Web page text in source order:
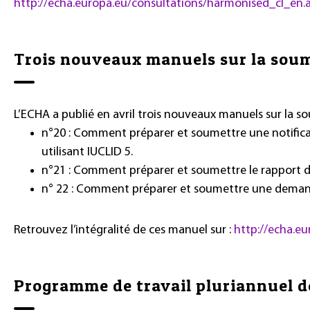
http://echa.europa.eu/consultations/
Trois nouveaux manuels sur la
L’ECHA a publié en avril trois nouveaux manuels sur la
n°20 : Comment préparer et soumettre une
utilisant IUCLID 5.
n°21 : Comment préparer et soumettre le rapport
n° 22 : Comment préparer et soumettre une
Retrouvez l’intégralité de ces manuel sur : http://
Programme de travail pluriannuel de